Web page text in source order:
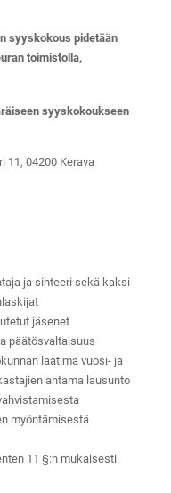
syyskokous pidetään
toimistolla,
syyskokoukseen
11, 04200 Kerava
ja sihteeri sekä kaksi
jäsenet
päätösvaltaisuus
laatima vuosi- ja
antama lausunto
myöntämisestä
11 §:n mukaisesti